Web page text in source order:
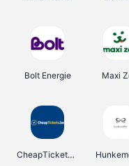
Bolt Energie Maxi
CheapTickets.be